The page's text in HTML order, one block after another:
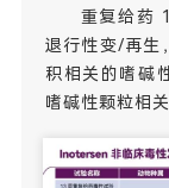
重复给药
退行性变/再生
积相关的嗜碱
嗜碱性颗粒相